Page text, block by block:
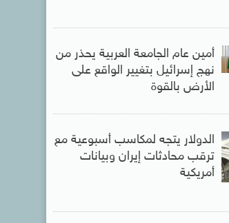
أمين عام الجامعة العربية يحذر من
نهج إسرائيل بتغيير الواقع على
الأرض بالقوة
الدولار يتجه لمكاسب أسبوعية مع
ترقب محادثات إيران وبيانات
أمريكية